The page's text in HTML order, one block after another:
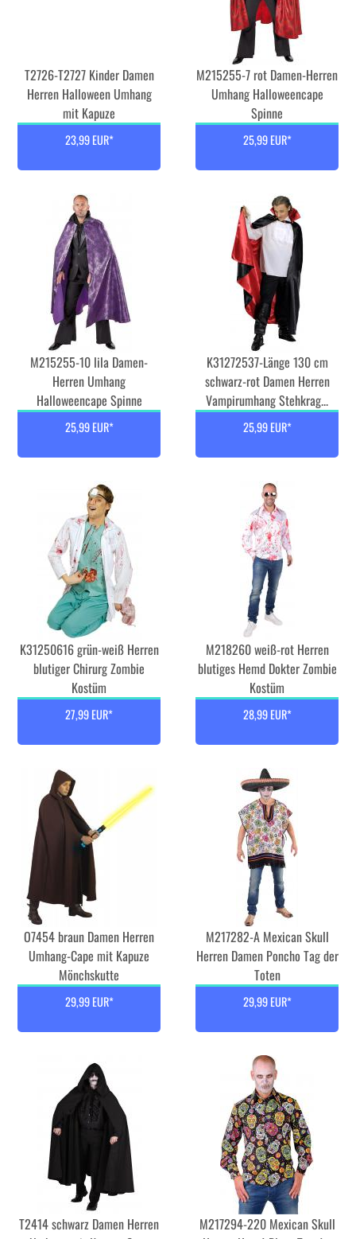
T2726-T2727 Kinder Damen
Herren Halloween Umhang
mit Kapuze
23,99 EUR*
M215255-7 rot Damen-Herren
Umhang Halloweencape
Spinne
25,99 EUR*
M215255-10 lila Damen-
Herren Umhang
Halloweencape Spinne
25,99 EUR*
K31272537-Länge 130 cm
schwarz-rot Damen Herren
Vampirumhang Stehkrag...
25,99 EUR*
K31250616 grün-weiß Herren
blutiger Chirurg Zombie
Kostüm
27,99 EUR*
M218260 weiß-rot Herren
blutiges Hemd Dokter Zombie
Kostüm
28,99 EUR*
O7454 braun Damen Herren
Umhang-Cape mit Kapuze
Mönchskutte
29,99 EUR*
M217282-A Mexican Skull
Herren Damen Poncho Tag der
Toten
29,99 EUR*
T2414 schwarz Damen Herren
M217294-220 Mexican Skull